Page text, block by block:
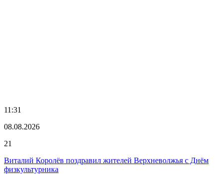
11:31
08.08.2026
21
Виталий Королёв поздравил жителей Верхневолжья с Днём
физкультурника